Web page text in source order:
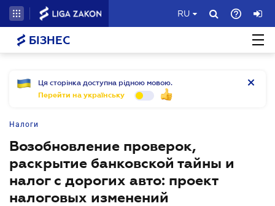
RU
БІЗНЕС
Ця сторінка доступна рідною мовою.
Перейти на українську
Налоги
Возобновление проверок,
раскрытие банковской тайны и
налог с дорогих авто: проект
налоговых изменений